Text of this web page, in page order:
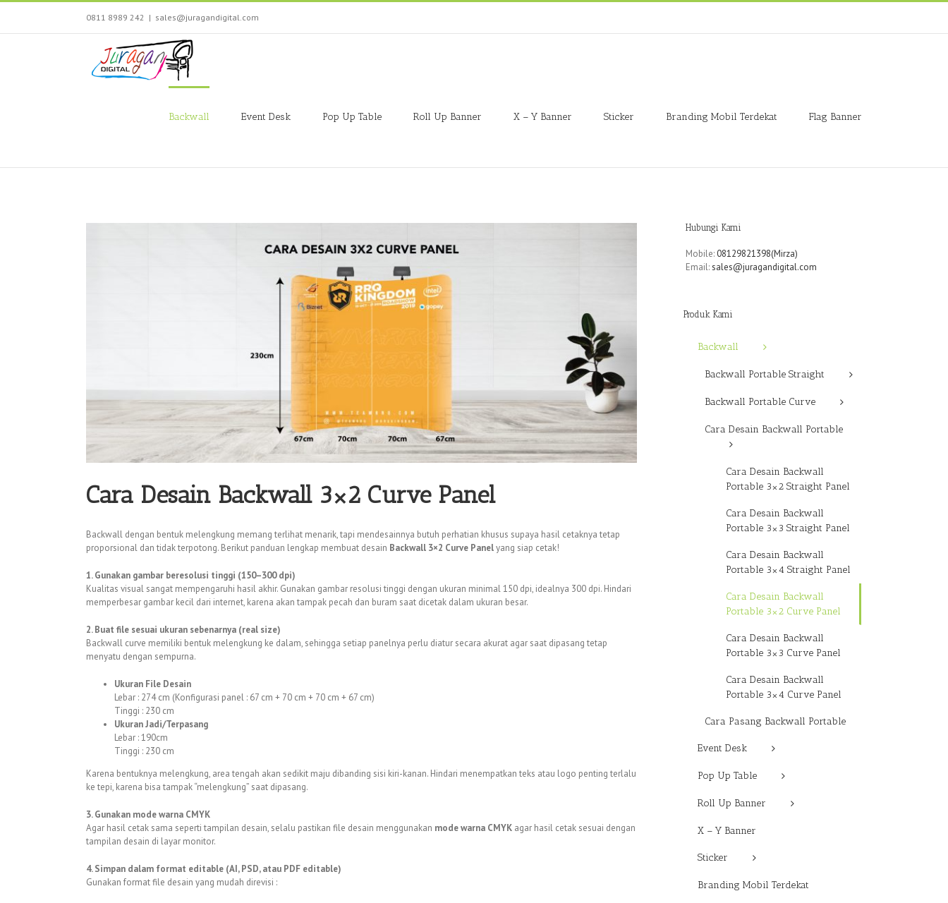
Skip
content
0811 8989 242 | sales@juragandigital.com
Search
Backwall
Event Desk Pop Up Table Roll Up Banner X – Y Banner Sticker Branding Mobil Terdekat Flag Banner
Cara Desain Backwall 3×2 Curve Panel
Backwall dengan bentuk melengkung memang terlihat menarik, tapi mendesainnya butuh perhatian khusus supaya hasil cetaknya tetap
proporsional dan tidak terpotong. Berikut panduan lengkap membuat desain Backwall 3×2 Curve Panelyang siap cetak!
1. Gunakan gambar beresolusi tinggi (150–300 dpi)
Kualitas visual sangat mempengaruhi hasil akhir. Gunakan gambar resolusi tinggi dengan ukuran minimal 150 dpi, idealnya 300 dpi. Hindari
memperbesar gambar kecil dari internet, karena akan tampak pecah dan buram saat dicetak dalam ukuran besar.
2. Buat file sesuai ukuran sebenarnya (real size)
Backwall curve memiliki bentuk melengkung ke dalam, sehingga setiap panelnya perlu diatur secara akurat agar saat dipasang tetap
menyatu dengan sempurna.
Ukuran File Desain
Lebar : 274 cm (Konfigurasi panel : 67 cm + 70 cm + 70 cm + 67 cm)
Tinggi : 230 cm
Ukuran Jadi/Terpasang
Lebar : 190cm
Tinggi : 230 cm
Karena bentuknya melengkung, area tengah akan sedikit maju dibanding sisi kiri-kanan. Hindari menempatkan teks atau logo penting terlalu
ke tepi, karena bisa tampak “melengkung” saat dipasang.
3. Gunakan mode warna CMYK
Agar hasil cetak sama seperti tampilan desain, selalu pastikan file desain menggunakan mode warna CMYK agar hasil cetak sesuai dengan
tampilan desain di layar monitor.
4. Simpan dalam format editable (AI, PSD, atau PDF editable)
Gunakan format file desain yang mudah direvisi :
Hubungi Kami
Mobile: 08129821398(Mirza)
Email:sales@juragandigital.com
Produk Kami
Backwall
Backwall Portable Straight
Backwall Portable Curve
Cara Desain Backwall Portable
Cara Desain Backwall
Portable 3×2 Straight Panel
Cara Desain Backwall
Portable 3×3 Straight Panel
Cara Desain Backwall
Portable 3×4 Straight Panel
Cara Desain Backwall
Portable 3×2 Curve Panel
Cara Desain Backwall
Portable 3×3 Curve Panel
Cara Desain Backwall
Portable 3×4 Curve Panel
Cara Pasang Backwall Portable
Event Desk
Pop Up Table
Roll Up Banner
X – Y Banner
Sticker
Branding Mobil Terdekat